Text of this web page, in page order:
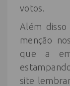
votos.
Além disso
menção
que a
site